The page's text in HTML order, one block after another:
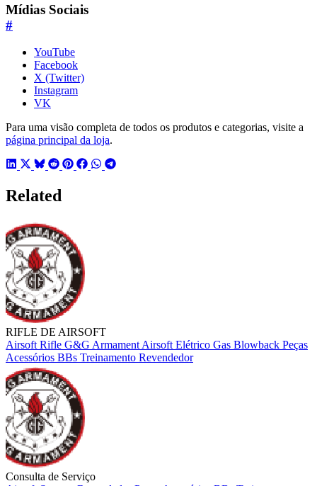
Mídias Sociais
#
YouTube
Facebook
X (Twitter)
Instagram
VK
Para uma visão completa de todos os produtos e categorias, visite a
página principal da loja.
Related
RIFLE DE AIRSOFT
Airsoft Rifle G&G Armament Airsoft Elétrico Gas Blowback Peças
Acessórios BBs Treinamento Revendedor
Consulta de Serviço